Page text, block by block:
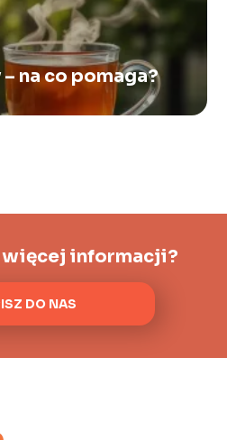
na co pomaga?
informacji?
DO NAS